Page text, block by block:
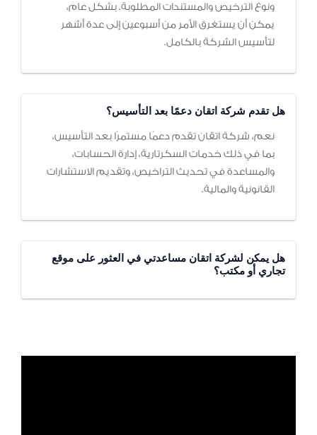
ونوع الترخيص والمستندات المطلوبة. بشكل عام،
يمكن أن يستغرق الأمر من أسبوعين إلى عدة أشهر
لتأسيس الشركة بالكامل.
هل تقدم شركة اتقان دعمًا بعد التأسيس؟
نعم، شركة اتقان تقدم دعمًا مستمرًا بعد التأسيس،
بما في ذلك خدمات السكرتارية، إدارة الحسابات،
والمساعدة في تحديث التراخيص، وتقديم الاستشارات
القانونية والمالية.
هل يمكن لشركة اتقان مساعدتي في العثور على موقع
تجاري أو مكتب؟